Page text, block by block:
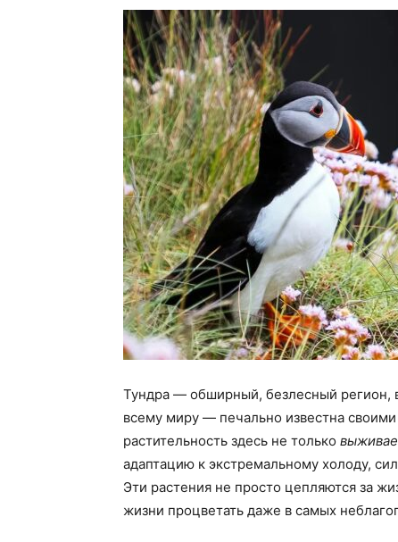
Тундра — обширный, безлесный регион,
всему миру — печально известна
растительность здесь не только
адаптацию к экстремальному холоду,
Эти растения не просто цепляются за
жизни процветать даже в самых